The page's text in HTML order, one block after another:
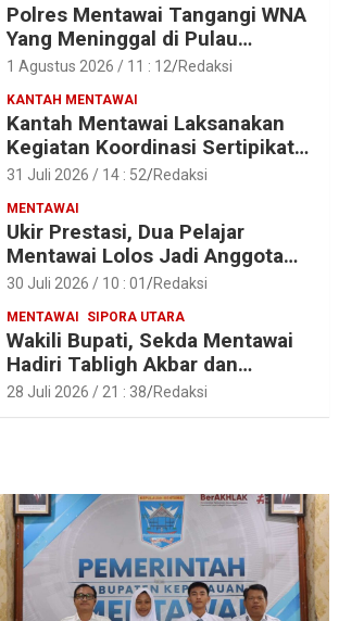
Polres Mentawai Tangangi WNA
Yang Meninggal di Pulau
Karamajat, Sibaday
1 Agustus 2026 / 11 : 12 Redaksi
KANTAH MENTAWAI
Kantah Mentawai Laksanakan
Kegiatan Koordinasi Sertipikat
Aset Tanah Pemkab Mentawai
31 Juli 2026 / 14 : 52 Redaksi
MENTAWAI
Ukir Prestasi, Dua Pelajar
Mentawai Lolos Jadi Anggota
Paskibraka Provinsi Sumbar
30 Juli 2026 / 10 : 01 Redaksi
MENTAWAI SIPORA UTARA
Wakili Bupati, Sekda Mentawai
Hadiri Tabligh Akbar dan
Tasyakuran Haji 2026 di Kota
Padang
28 Juli 2026 / 21 : 38 Redaksi